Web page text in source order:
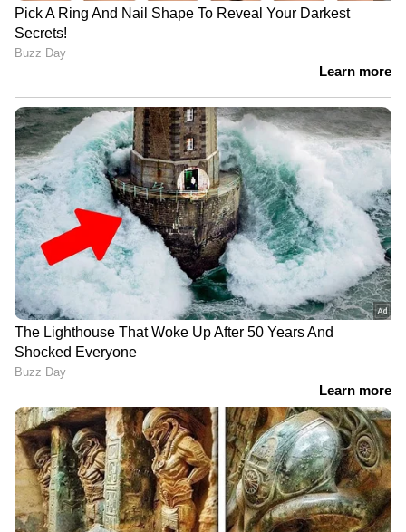
യെല്ലോ അലർട്ട്
04/06/2026: പാലക്കാട്, മലപ്പുറം, കോഴിക്കോട്,
വയനാട്, കണ്ണൂർ, കാസർകോട്
05/06/2026: തിരുവനന്തപുരം, കൊല്ലം,
പത്തനംതിട്ട, ആലപ്പുഴ, കോട്ടയം, ഇടുക്കി,
എറണാകുളം